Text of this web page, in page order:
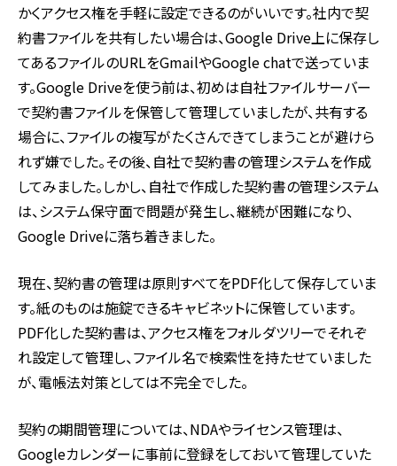
かくアクセス権を手軽に設定できるのがいいです。社内で契
約書ファイルを共有したい場合は、Google Drive上に保存し
てあるファイルのURLをGmailやGoogle chatで送っていま
す。Google Driveを使う前は、初めは自社ファイルサーバー
で契約書ファイルを保管して管理していましたが、共有する
場合に、ファイルの複写がたくさんできてしまうことが避けら
れず嫌でした。その後、自社で契約書の管理システムを作成
してみました。しかし、自社で作成した契約書の管理システム
は、システム保守面で問題が発生し、継続が困難になり、
Google Driveに落ち着きました。
現在、契約書の管理は原則すべてをPDF化して保存していま
す。紙のものは施錠できるキャビネットに保管しています。
PDF化した契約書は、アクセス権をフォルダツリーでそれぞ
れ設定して管理し、ファイル名で検索性を持たせていました
が、電帳法対策としては不完全でした。
契約の期間管理については、NDAやライセンス管理は、
Googleカレンダーに事前に登録をしておいて管理していた